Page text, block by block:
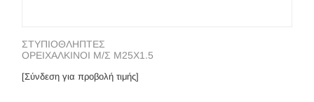
ΣΤΥΠΙΟΘΛΗΠΤΕΣ
ΟΡΕΙΧΑΛΚΙΝΟΙ Μ/Σ Μ25Χ1.5
[Σύνδεση για προβολή τιμής]